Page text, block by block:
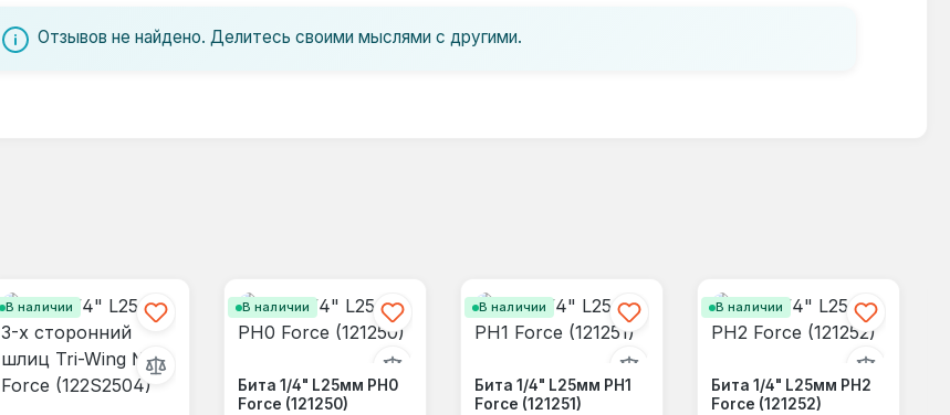
Отзывов не найдено. Делитесь своими мыслями с другими.
В наличии В наличии
Бита 1/4" L25мм PH0
Force (121250)
В наличии
Бита 1/4" L25мм PH1
Force (121251)
В наличии
Бита 1/4" L25мм PH2
Force (121252)